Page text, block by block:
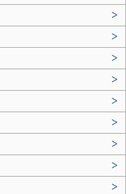
>
>
>
>
>
>
>
>
>